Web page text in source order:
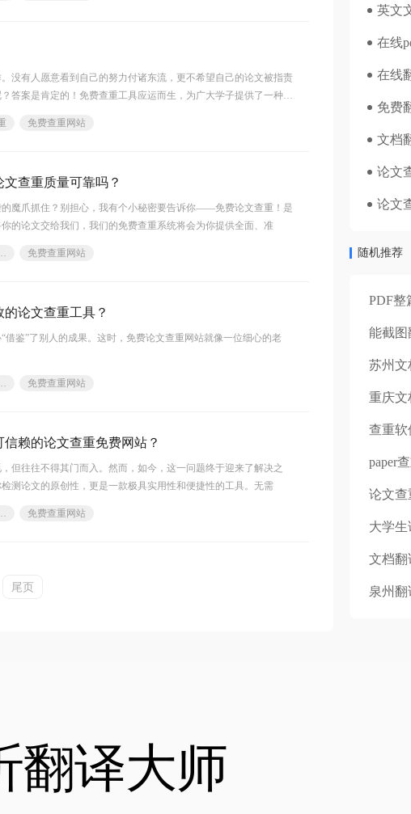
没有人愿意看到自己的努力付诸东流，更不希望自己的论文被指责
答案是肯定的！免费查重工具应运而生，为广大学子提供了一种方
免费查重网站
查重质量可靠吗？
魔爪抓住？别担心，我有个小秘密要告诉你——免费论文查重！是
的论文交给我们，我们的免费查重系统将会为你提供全面、准
查重工具 免费查重网站
论文查重工具？
鉴”了别人的成果。这时，免费论文查重网站就像一位细心的老
查重网站 免费查重网站
赖的论文查重免费网站？
但往往不得其门而入。然而，如今，这一问题终于迎来了解决之
测论文的原创性，更是一款极具实用性和便捷性的工具。无需
查重网站 免费查重网站
尾页
英文
在线
在线
免费
文档
论文
论文
随机推荐
能截图
翻译大师